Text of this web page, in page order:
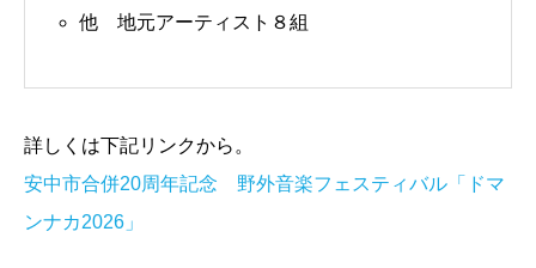
他 地元アーティスト８組
詳しくは下記リンクから。
安中市合併20周年記念 野外音楽フェスティバル「ドマ
ンナカ2026」